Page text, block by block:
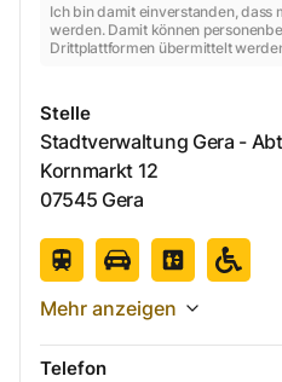
Ich bin damit einverstanden, dass
werden. Damit können
Drittplattformen übermittelt
Stelle
Stadtverwaltung Gera -
Kornmarkt 12
07545 Gera
Mehr anzeigen
Telefon